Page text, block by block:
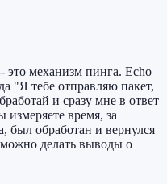
это механизм пинга. Echo
"Я тебе отправляю пакет,
и сразу мне в ответ
время, за
был обработан и вернулся
делать выводы о